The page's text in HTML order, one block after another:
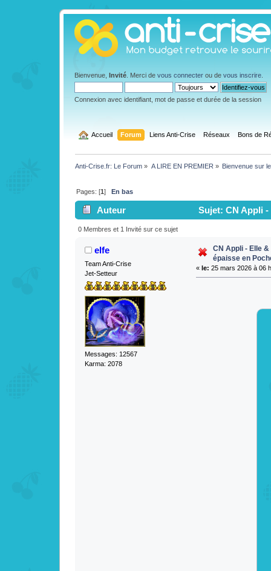
Bienvenue, Invité . Merci de vous connecter ou de vous inscrire
Connexion avec identifiant, mot de passe et durée de la session
Accueil Forum Liens Anti-Crise Réseaux Bons de
Anti-Crise.fr: Le Forum » A LIRE EN PREMIER » Bienvenue sur
Pages: [1]En bas
Auteur
Sujet: CN Appli
fois)
0 Membres et 1 Invité sur ce sujet
elfe
Team Anti-Crise
Jet-Setteur
Messages: 12567
Karma: 2078
CN Appli - Elle
épaisse en
« le: 25 mars 2026 à 06